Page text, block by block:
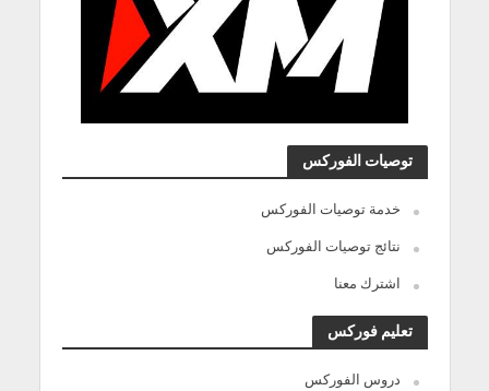
توصيات الفوركس
خدمة توصيات الفوركس
نتائج توصيات الفوركس
اشترك معنا
تعليم فوركس
دروس الفوركس